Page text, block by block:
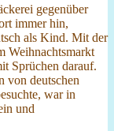
gegenüber
immer hin,
als Kind. Mit der
Weihnachtsmarkt
Sprüchen darauf.
von deutschen
war in
und